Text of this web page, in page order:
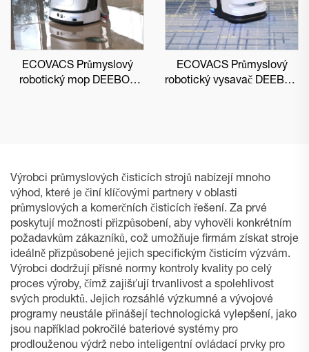
ECOVACS Průmyslový
robotický mop DEEBOT
ECOVACS Průmyslový
robotický vysavač DEEBOT
Výrobci průmyslových čisticích strojů nabízejí mnoho
výhod, které je činí klíčovými partnery v oblasti
průmyslových a komerčních čisticích řešení. Za prvé
poskytují možnosti přizpůsobení, aby vyhověli konkrétním
požadavkům zákazníků, což umožňuje firmám získat stroje
ideálně přizpůsobené jejich specifickým čisticím výzvám.
Výrobci dodržují přísné normy kontroly kvality po celý
proces výroby, čímž zajišťují trvanlivost a spolehlivost
svých produktů. Jejich rozsáhlé výzkumné a vývojové
programy neustále přinášejí technologická vylepšení, jako
jsou například pokročilé bateriové systémy pro
prodlouženou výdrž nebo inteligentní ovládací prvky pro